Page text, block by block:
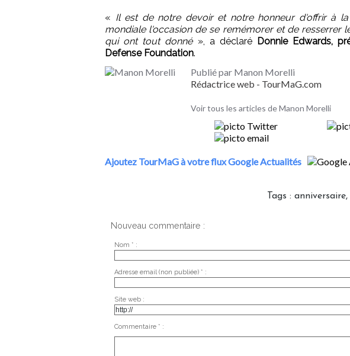
« Il est de notre devoir et notre honneur d'offrir à
mondiale l'occasion de se remémorer et de resserrer
qui ont tout donné », a déclaré Donnie Edwards,
Defense Foundation.
Publié par Manon Morelli
Rédactrice web - TourMaG.com
Voir tous les articles de Manon Morelli
Ajoutez TourMaG à votre flux Google Actualités
Tags : anniversaire,
Nouveau commentaire :
Nom * :
Adresse email (non publiée) * :
Site web :
Commentaire * :